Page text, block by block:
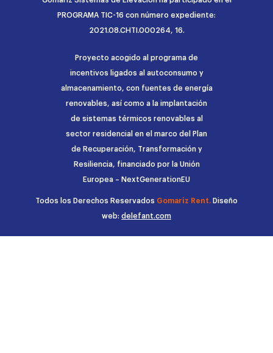
PROGRAMA TIC-16 con número expediente:
2021.08.CHTI.000264, 16.
Proyecto acogido al programa de
incentivos ligados al autoconsumo y
almacenamiento, con fuentes de energía
renovables, así como a la implantación
de sistemas térmicos renovables al
sector residencial en el marco del Plan
de Recuperación, Transformación y
Resiliencia, financiado por la Unión
Europea – NextGenerationEU
Todos los Derechos Reservados Gomariz Rent. Diseño
web: delefant.com